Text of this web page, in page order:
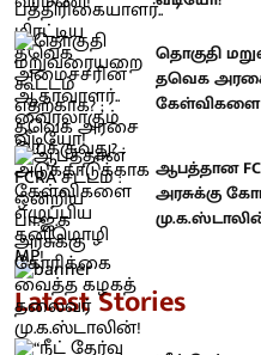
தொகுதி
தவெக அரசை
கேள்விகளை
ஆபத்தான
அரசுக்கு
Latest Stories